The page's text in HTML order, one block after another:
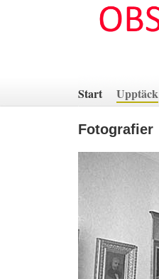
innehåll
Start Upptäck
Fotografier